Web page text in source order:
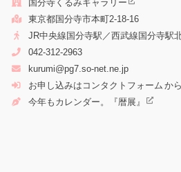
国分寺くるみギャラリー
東京都国分寺市本町2-18-16
JR中央線国分寺駅／西武線国分寺駅
042-312-2963
kurumi@pg7.so-net.ne.jp
お申し込みは コンタクトフォーム から
今年もカレンダー。『暦展』